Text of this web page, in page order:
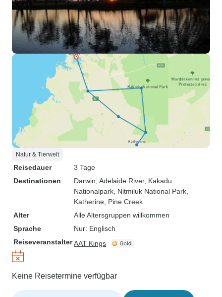
Natur & Tierwelt
Reisedauer
3 Tage
Destinationen
Darwin , Adelaide River, Kakadu
Nationalpark , Nitmiluk National Park
Katherine , Pine Creek
Alter
Alle Altersgruppen willkommen
Sprache
Nur: Englisch
ReiseveranstalterAAT Kings
Keine Reisetermine verfügbar